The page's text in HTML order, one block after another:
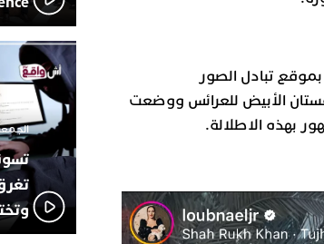
تبادل الصور
الأبيض للعرائس ووضعت
بهذه الاطلالة.
17:27اتحاد
دورة
23:18ترسيخا
فعاليات
بمركز
الجمعة 26 ديسمبر